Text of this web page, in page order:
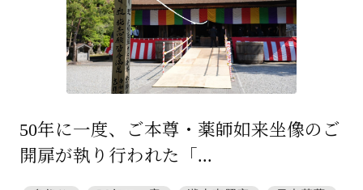
探訪「1200年の魅力交流」
日本文化を探る
プレスアーカイブ
サイトポリシー
50年に一度、ご本尊・薬師如来坐像のご
開扉が執り行われた「...